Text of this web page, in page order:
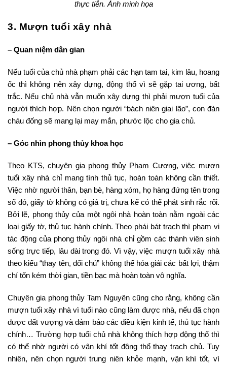
thực tiễn. Ảnh minh họa
3. Mượn tuổi xây nhà
– Quan niệm dân gian
Nếu tuổi của chủ nhà phạm phải các hạn tam tai, kim lâu, hoang
ốc thì không nên xây dựng, động thổ vì sẽ gặp tai ương, bất
trắc. Nếu chủ nhà vẫn muốn xây dựng thì phải mượn tuổi của
người thích hợp. Nên chọn người “bách niên giai lão”, con đàn
cháu đống sẽ mang lại may mắn, phước lộc cho gia chủ.
– Góc nhìn phong thủy khoa học
Theo KTS, chuyên gia phong thủy Phạm Cương, việc mượn
tuổi xây nhà chỉ mang tính thủ tục, hoàn toàn không cần thiết.
Việc nhờ người thân, bạn bè, hàng xóm, họ hàng đứng tên trong
sổ đỏ, giấy tờ không có giá trị, chưa kể có thể phát sinh rắc rối.
Bởi lẽ, phong thủy của một ngôi nhà hoàn toàn nằm ngoài các
loại giấy tờ, thủ tục hành chính. Theo phái bát trạch thì phạm vi
tác động của phong thủy ngôi nhà chỉ gồm các thành viên sinh
sống trực tiếp, lâu dài trong đó. Vì vậy, việc mượn tuổi xây nhà
theo kiểu “thay tên, đổi chủ” không thể hóa giải các bất lợi, thậm
chí tốn kém thời gian, tiền bạc mà hoàn toàn vô nghĩa.
Chuyên gia phong thủy Tam Nguyên cũng cho rằng, không cần
mượn tuổi xây nhà vì tuổi nào cũng làm được nhà, nếu đã chọn
được đất vượng và đảm bảo các điều kiện kinh tế, thủ tục hành
chính… Trường hợp tuổi chủ nhà không thích hợp động thổ thì
có thể nhờ người có vận khí tốt động thổ thay trạch chủ. Tuy
nhiên, nên chọn người trung niên khỏe mạnh, vận khí tốt, vì